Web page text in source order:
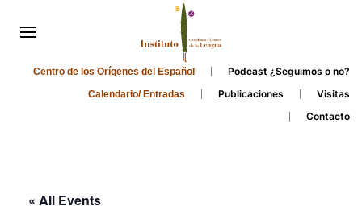
Centro de los Orígenes del Español Podcast ¿Seguimos o no?
Calendario/ Entradas Publicaciones Visitas Contacto